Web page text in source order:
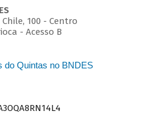
100 - Centro
- Acesso B
do Quintas no BNDES